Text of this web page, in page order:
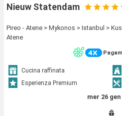
Nieuw Statendam
Pireo - Atene > Mykonos > Istanbul >
Atene
Cucina raffinata
Esperienza Premium
mer 26 gen